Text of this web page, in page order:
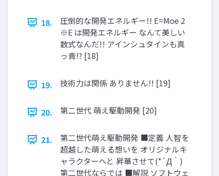
18.
圧倒的な開発エネルギー!! E=Moe 2
※E は開発エネルギー なんて美しい
数式なんだ!! アインシュタインも真
っ青!? [18]
19. 技術力は関係 ありません!! [19]
20. 第二世代 萌え駆動開発 [20]
21.
第二世代萌え駆動開発 ■定義 人智を
超越した萌える想いを オリジナルキ
ャラクターへと 昇華させて(*´Д｀)
第二世代ならでは ■解説 ソフトウェ